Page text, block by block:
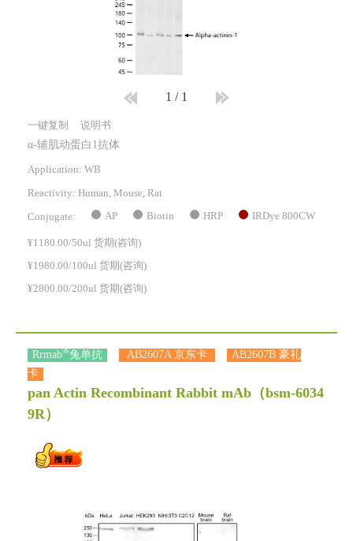
1 / 1
一键复制 说明书
α-辅肌动蛋白1抗体
Application: WB
Reactivity: Human, Mouse, Rat
Conjugate: AP Biotin HRP IRDye 800CW
¥1180.00/50ul 货期(咨询)
¥1980.00/100ul 货期(咨询)
¥2800.00/200ul 货期(咨询)
Rrmab®兔单抗 AB2607A 京东卡
AB2607B 豪礼
卡
pan Actin Recombinant Rabbit mAb （bsm-6034
9R）